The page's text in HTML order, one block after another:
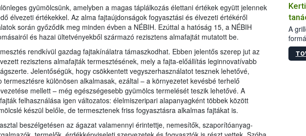
gyümölcsünk, amelyben a magas táplálkozás élettani értékek együtt jelennek
élvezeti értékekkel. Az alma fajtaújdonságok fogyasztási és élvezeti értékéről
során győződik meg minden évben a NÉBIH. Ezúttal a hatóság 15, a NÉBIH
és hazai ültetvényekből származó rezisztens almafajtát mutatott be.
rendkívül gazdag fajtakínálatra támaszkodhat. Ebben jelentős szerep jut az
rezisztens almafajták termesztésének, mely a fajta-előállítás leginnovatívabb
Jelentőségük, hogy csökkentett vegyszerhasználatot tesznek lehetővé,
termesztésre különösen alkalmasak, ezáltal – a környezetet kevésbé terhelő
mellett – még egészségesebb gyümölcs termelését teszik lehetővé. A
felhasználása igen változatos: élelmiszeripari alapanyagként többek között
készül belőle, de termesztenek friss fogyasztásra alkalmas fajtákat is.
beszélgetésen az ágazat valamennyi érintettje, nemesítők, szaporítóanyag-
A